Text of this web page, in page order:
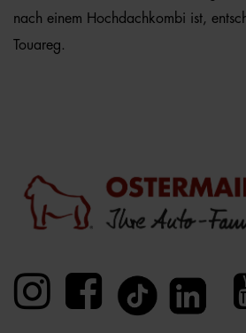
nach einem Hochdachkombi ist,
Touareg.